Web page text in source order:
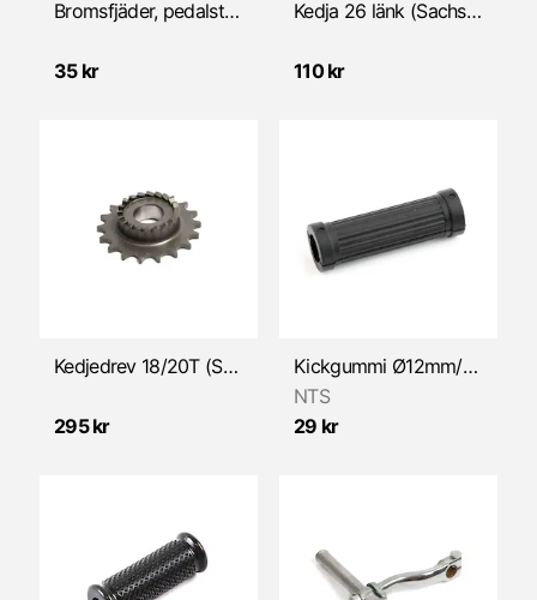
Bromsfjäder, pedalstart (Sachs)
35 kr
Kedja 26 länk (Sachs pedalstart/Puch kickstart)
110 kr
Kedjedrev 18/20T (Sachs 50/3 & 50/4, Pedalstart)
295 kr
Kickgummi Ø12mm/L:60mm Svart
NTS
29 kr